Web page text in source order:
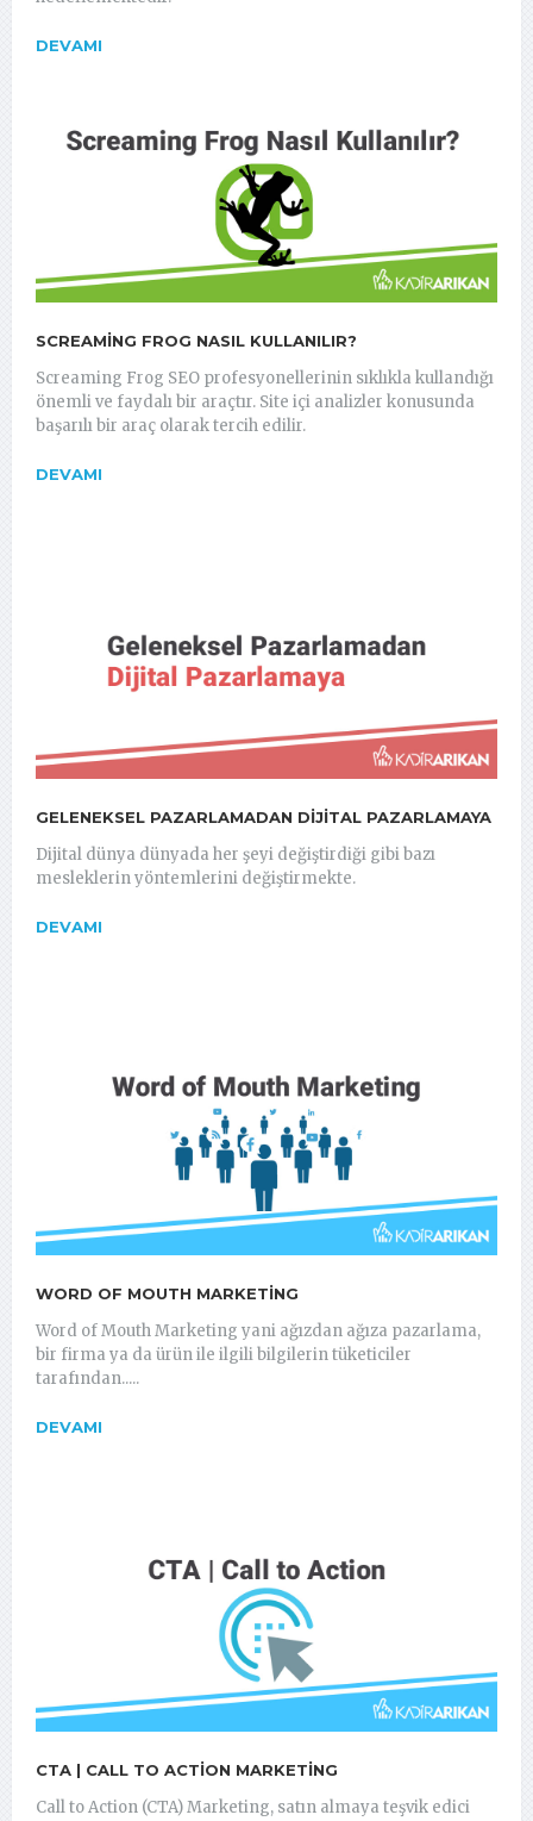
DEVAMI
SCREAMING FROG NASIL KULLANILIR?
Screaming Frog SEO profesyonellerinin sıklıkla kullandığı
önemli ve faydalı bir araçtır. Site içi analizler konusunda
başarılı bir araç olarak tercih edilir.
DEVAMI
GELENEKSEL PAZARLAMADAN DIJITAL PAZARLAMAYA
Dijital dünya dünyada her şeyi değiştirdiği gibi bazı
mesleklerin yöntemlerini değiştirmekte.
DEVAMI
WORD OF MOUTH MARKETING
Word of Mouth Marketing yani ağızdan ağıza pazarlama,
bir firma ya da ürün ile ilgili bilgilerin tüketiciler
tarafından.....
DEVAMI
CTA | CALL TO ACTION MARKETING
Call to Action (CTA) Marketing, satın almaya teşvik edici